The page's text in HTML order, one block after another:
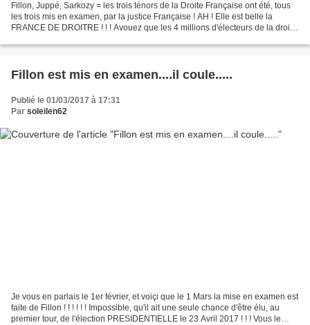
Fillon, Juppé, Sarkozy = les trois ténors de la Droite Française ont été, tous
les trois mis en examen, par la justice Française ! AH ! Elle est belle la
FRANCE DE DROITRE ! ! ! Avouez que les 4 millions d'électeurs de la droite,
Fillon est mis en examen....il coule.....
Publié le 01/03/2017 à 17:31
Par soleilen62
Je vous en parlais le 1er février, et voiçi que le 1 Mars la mise en examen est
faite de Fillon ! ! ! ! ! ! Impossible, qu'il ait une seule chance d'être élu, au
premier tour, de l'élection PRESIDENTIELLE le 23 Avril 2017 ! ! ! Vous le